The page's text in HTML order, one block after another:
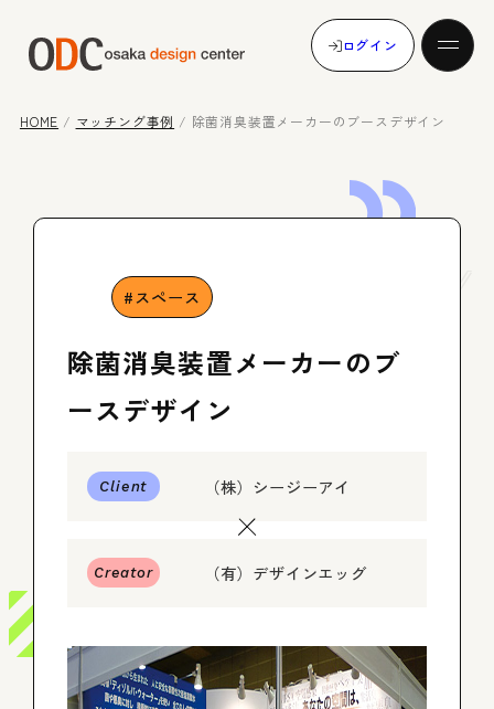
ログイン
受注する
マッチング事例
メンバー登録
ログイン
HOME / マッチング事例 / 除菌消臭装置メーカーのブースデザイン
Case
スペース
除菌消臭装置メーカーのブ
ースデザイン
Client （株）シージーアイ
Creator （有）デザインエッグ